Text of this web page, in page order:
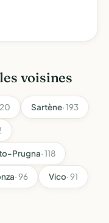
voisines
Sartène· 193
Prugna· 118
· 96 Vico· 91